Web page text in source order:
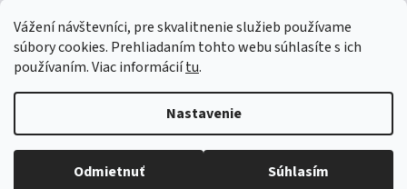
Vážení návštevníci, pre skvalitnenie služieb používame
súbory cookies. Prehliadaním tohto webu súhlasíte s ich
používaním.Viac informáciítu.
Nastavenie
Odmietnuť Súhlasím
Prihlásiť sa cez Facebook
Prihlásiť sa cez Google
Vytvoril Shoptet
Copyright 2026Lemitas . Všetky práva vyhradené.